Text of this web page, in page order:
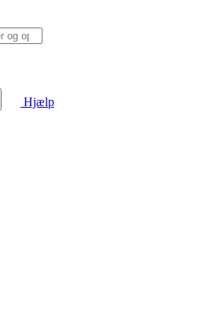
Hjælp